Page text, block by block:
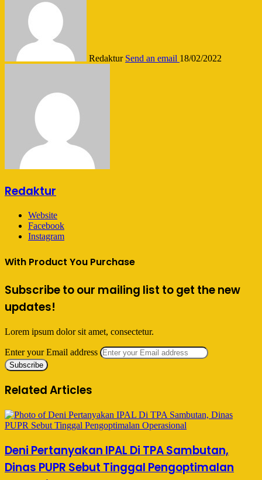
Redaktur Send an email 18/02/2022
Redaktur
Website
Facebook
Instagram
With Product You Purchase
Subscribe to our mailing list to get the new
updates!
Lorem ipsum dolor sit amet, consectetur.
Enter your Email address
Related Articles
Deni Pertanyakan IPAL Di TPA Sambutan,
Dinas PUPR Sebut Tinggal Pengoptimalan